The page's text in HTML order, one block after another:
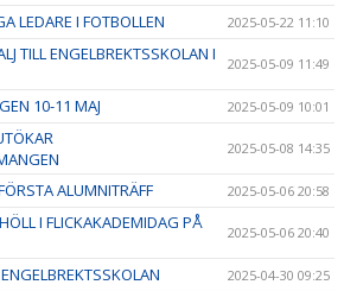
LEDARE I FOTBOLLEN 2025-05-22 11:10
TILL ENGELBREKTSSKOLAN I
2025-05-09 11:49
10-11 MAJ 2025-05-09 10:01
2025-05-08 14:35
ALUMNITRÄFF 2025-05-06 20:58
I FLICKAKADEMIDAG PÅ
2025-05-06 20:40
2025-04-30 09:25